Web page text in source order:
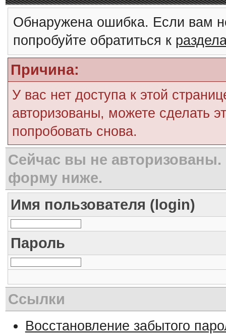
Обнаружена ошибка. Если вам
попробуйте обратиться к
Причина:
У вас нет доступа к этой
авторизованы, можете сделать
попробовать снова.
Сейчас вы не авторизованы.
форму ниже.
Имя пользователя (login)
Пароль
Ссылки
Восстановление забытого